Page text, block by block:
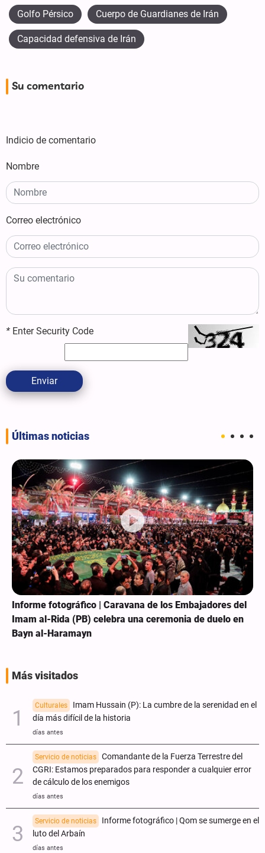
Golfo Pérsico Cuerpo de Guardianes de Irán
Capacidad defensiva de Irán
Su comentario
Indicio de comentario
Nombre
Correo electrónico
* Enter Security Code
Enviar
Últimas noticias
Informe fotográfico | Caravana de los Embajadores del
Imam al-Rida (PB) celebra una ceremonia de duelo en
Bayn al-Haramayn
Más visitados
Culturales
Imam Hussain (P): La cumbre de la serenidad en el
día más difícil de la historia
días antes
Servicio de noticias
Comandante de la Fuerza Terrestre del
CGRI: Estamos preparados para responder a cualquier error
de cálculo de los enemigos
días antes
Servicio de noticias
Informe fotográfico | Qom se sumerge en el
luto del Arbaín
días antes